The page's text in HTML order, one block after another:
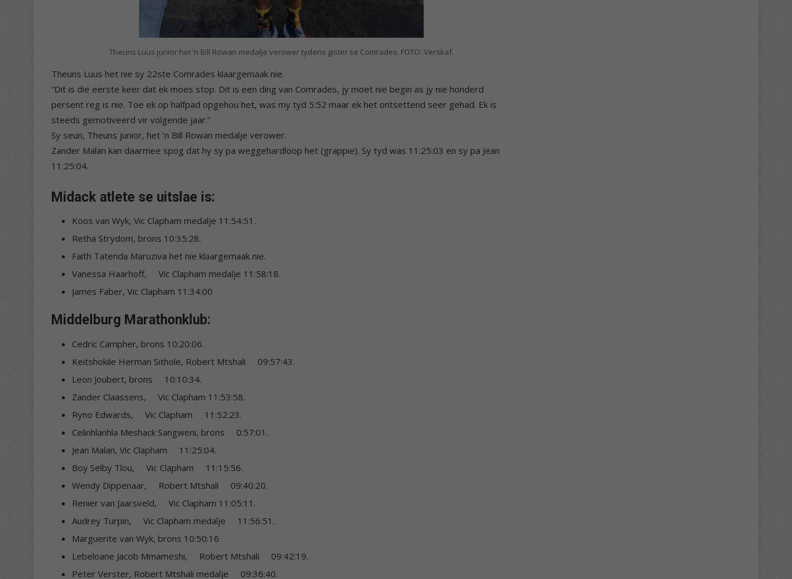
Theuns Luus junior het ’n Bill Rowan medalje verower tydens gister se Comrades. FOTO: Verskaf.
Theuns Luus het nie sy 22ste Comrades klaargemaak nie.
“Dit is die eerste keer dat ek moes stop. Dit is een ding van Comrades, jy moet nie begin as jy nie honderd
persent reg is nie. Toe ek op halfpad opgehou het, was my tyd 5:52 maar ek het ontsettend seer gehad. Ek is
steeds gemotiveerd vir volgende jaar.”
Sy seun, Theuns junior, het ’n Bill Rowan medalje verower.
Zander Malan kan daarmee spog dat hy sy pa weggehardloop het (grappie). Sy tyd was 11:25:03 en sy pa Jean
11:25:04.
Midack atlete se uitslae is:
Koos van Wyk, Vic Clapham medalje 11:54:51.
Retha Strydom, brons 10:35:28.
Faith Tatenda Maruziva het nie klaargemaak nie.
Vanessa Haarhoff, Vic Clapham medalje 11:58:18.
James Faber, Vic Clapham 11:34:00
Middelburg Marathonklub:
Cedric Campher, brons 10:20:06.
Keitshokile Herman Sithole, Robert Mtshali 09:57:43.
Leon Joubert, brons 10:10:34.
Zander Claassens, Vic Clapham 11:53:58.
Ryno Edwards, Vic Clapham 11:52:23.
Celinhlanhla Meshack Sangweni, brons 0:57:01.
Jean Malan, Vic Clapham 11:25:04.
Boy Selby Tlou, Vic Clapham 11:15:56.
Wendy Dippenaar, Robert Mtshali 09:40:20.
Renier van Jaarsveld, Vic Clapham 11:05:11.
Audrey Turpin, Vic Clapham medalje 11:56:51.
Marguerite van Wyk, brons 10:50:16
Lebeloane Jacob Mmameshi, Robert Mtshali 09:42:19.
Peter Verster, Robert Mtshali medalje 09:36:40.